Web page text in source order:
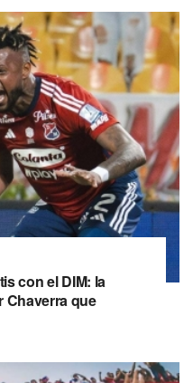
con el DIM: la
Chaverra que